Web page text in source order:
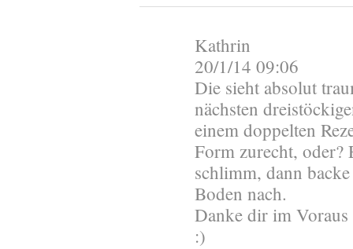
Kathrin
20/1/14 09:06
Die sieht absolut
nächsten
einem doppelten
Form zurecht, oder?
schlimm, dann
Boden nach.
Danke dir im
:)